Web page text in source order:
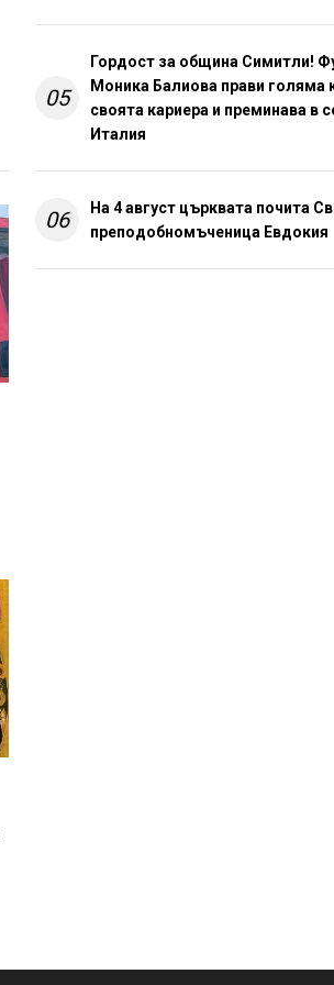
05
Гордост за община Симитли!
Моника Балиова прави голяма
своята кариера и преминава в
Италия
06
На 4 август църквата почита
преподобномъченица Евдокия